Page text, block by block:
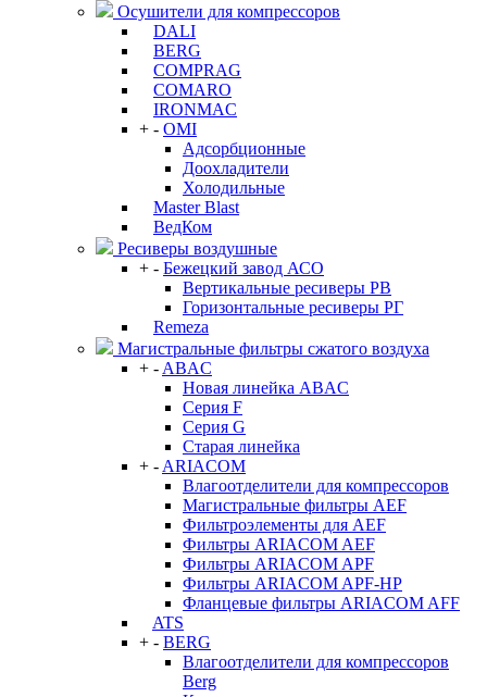
Осушители для компрессоров
DALI
BERG
COMPRAG
COMARO
IRONMAC
+ - OMI
Адсорбционные
Доохладители
Холодильные
Master Blast
ВедКом
Ресиверы воздушные
+ - Бежецкий завод АСО
Вертикальные ресиверы РВ
Горизонтальные ресиверы РГ
Remeza
Магистральные фильтры сжатого воздуха
+ - ABAC
Новая линейка ABAC
Серия F
Серия G
Старая линейка
+ - ARIACOM
Влагоотделители для компрессоров
Магистральные фильтры AEF
Фильтроэлементы для AEF
Фильтры ARIACOM AEF
Фильтры ARIACOM APF
Фильтры ARIACOM APF-HP
Фланцевые фильтры ARIACOM AFF
ATS
+ - BERG
Влагоотделители для компрессоров
Berg